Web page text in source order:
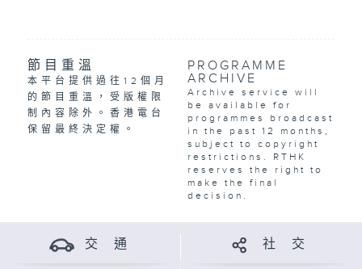
節目重溫
本平台提供過往12個月
的節目重溫，受版權限
制內容除外。香港電台
保留最終決定權。
PROGRAMME
ARCHIVE
Archive service will
be available for
programmes broadcast
in the past 12 months,
subject to copyright
restrictions. RTHK
reserves the right to
make the final
decision.
交 通 社 交